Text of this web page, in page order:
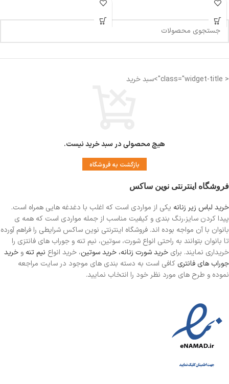
< class="widget-title">سبد خرید
هیچ محصولی در سبد خرید نیست.
بازگشت به فروشگاه
فروشگاه اینترنتی نوین ساکس
خرید لباس زیر زنانه یکی از مواردی است که اغلب با دغدغه هایی همراه است.
پیدا کردن سایز،رنگ بندی و کیفیت مناسب از جمله مواردی است که همه ی
بانوان با آن مواجه بوده اند. فروشگاه اینترنتی نوین ساکس شرایطی را فراهم آورده
تا بانوان بتوانند به راحتی انواع شورت، سوتین، نیم تنه و جوراب های فانتزی را
خریداری نمایند. برای خرید شورت زنانه، خرید سوتین، خرید انواع نیم تنه و خرید
جوراب های فانتری کافی است به دسته بندی های موجود در سایت مراجعه
نموده و طرح های مورد نظر خود را انتخاب نمایید.